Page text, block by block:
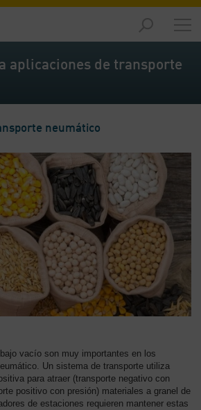
aplicaciones de transporte
neumático
vacío son muy importantes en los
Un sistema de transporte utiliza
para atraer (transporte negativo con
positivo con presión) materiales a granel de
de estaciones requieren mantener estas